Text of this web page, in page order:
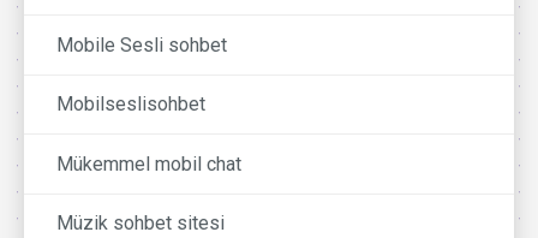
Mobile Sesli sohbet
Mobilseslisohbet
Mükemmel mobil chat
Müzik sohbet sitesi